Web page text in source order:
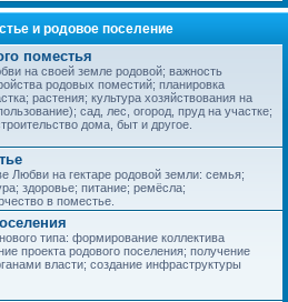
и родовое поселение
поместья
на своей земле родовой; важность
родовых поместий; планировка
растения; культура хозяйствования на
сад, лес, огород, пруд на участке;
дома, быт и другое.
Любви на гектаре родовой земли: семья;
здоровье; питание; ремёсла;
в поместье.
типа: формирование коллектива
проекта родового поселения; получение
власти; создание инфраструктуры